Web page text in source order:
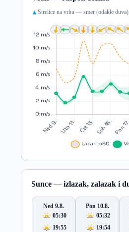
▲ Strelice na vrhu — smer (odakle
Sunce — izlazak, zalazak i
Ned 9.8.
05:30
19:55
Pon 10.8.
05:32
19:54